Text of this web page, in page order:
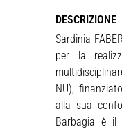
DESCRIZIONE
Sardinia
per la
NU),
alla sua
Barbagia è il